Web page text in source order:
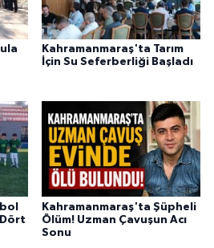
Kahramanmaraş'ta Tarım
İçin Su Seferberliği Başladı
Kahramanmaraş'ta Şüpheli
Ölüm! Uzman Çavuşun Acı
Sonu